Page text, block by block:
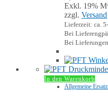
Exkl. 19%
zzgl. Versand
Lieferzeit: ca.
Bei
Bei
In den Warenkorb
Allgemeine